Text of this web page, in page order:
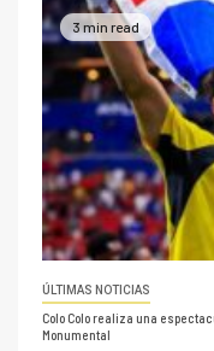
3 min read
ÚLTIMAS NOTICIAS
Colo Colo realiza una
Monumental